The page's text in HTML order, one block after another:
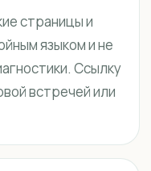
страницы и
языком и не
Ссылку
встречей или